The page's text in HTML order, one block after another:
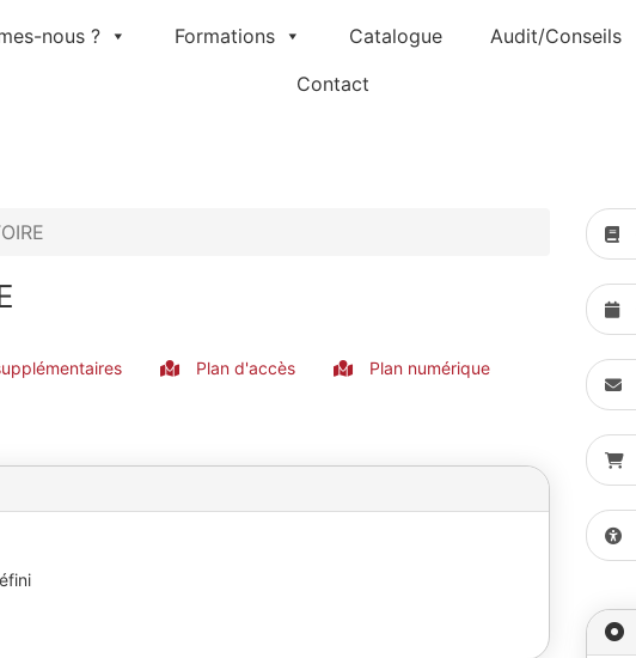
nous ? Formations Catalogue Audit/Conseils
Contact
Plan d'accès Plan numérique